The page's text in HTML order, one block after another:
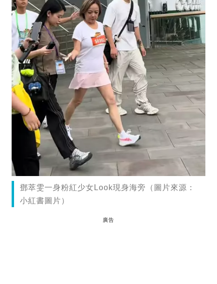
鄧萃雯一身粉紅少女Look現身海旁（圖片來源：
小紅書圖片）
廣告